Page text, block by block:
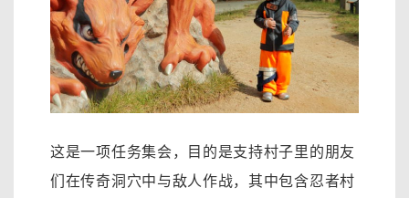
这是一项任务集会，目的是支持村子里的朋友
们在传奇洞穴中与敌人作战，其中包含忍者村